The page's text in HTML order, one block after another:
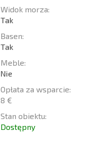
Widok morza:
Tak
Basen:
Tak
Meble:
Nie
Opłata za wsparcie:
8 €
Stan obiektu:
Dostępny